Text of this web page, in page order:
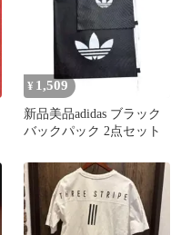
¥ 1,509
新品美品adidas ブラック
バックパック 2点セット